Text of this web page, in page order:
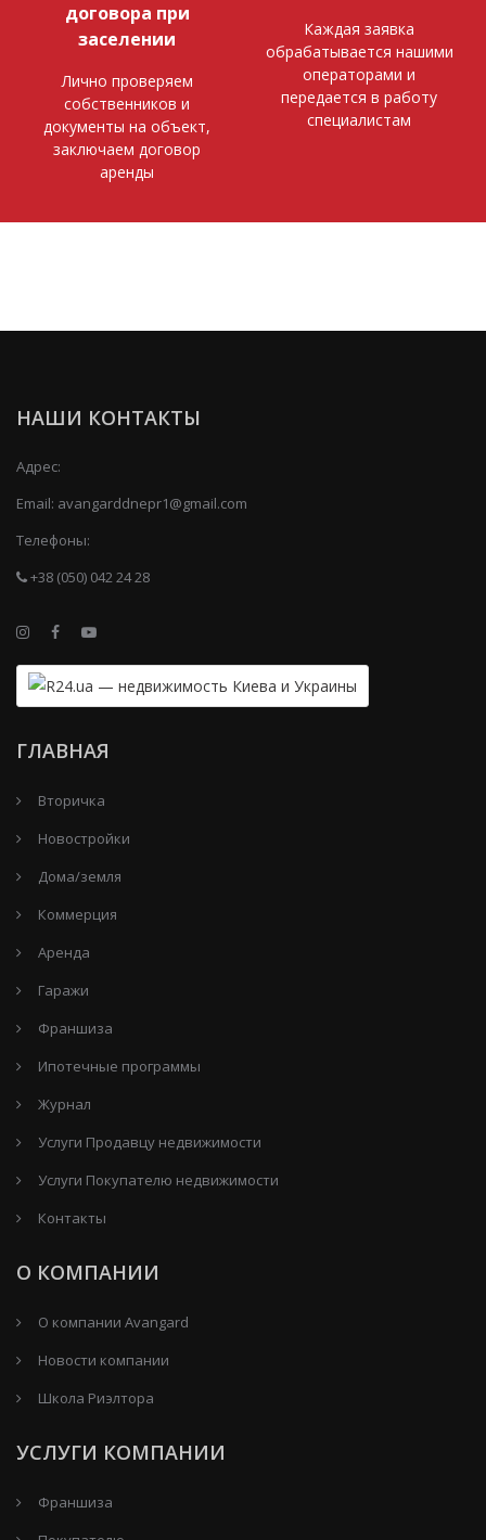
договора при
заселении
Лично проверяем
собственников и
документы на объект,
заключаем договор
аренды
Каждая заявка
обрабатывается нашими
операторами и
передается в работу
специалистам
НАШИ КОНТАКТЫ
Адрес:
Email: avangarddnepr1@gmail.com
Телефоны:
+38 (050) 042 24 28
ГЛАВНАЯ
Вторичка
Новостройки
Дома/земля
Коммерция
Аренда
Гаражи
Франшиза
Ипотечные программы
Журнал
Услуги Продавцу недвижимости
Услуги Покупателю недвижимости
Контакты
О КОМПАНИИ
О компании Avangard
Новости компании
Школа Риэлтора
УСЛУГИ КОМПАНИИ
Франшиза